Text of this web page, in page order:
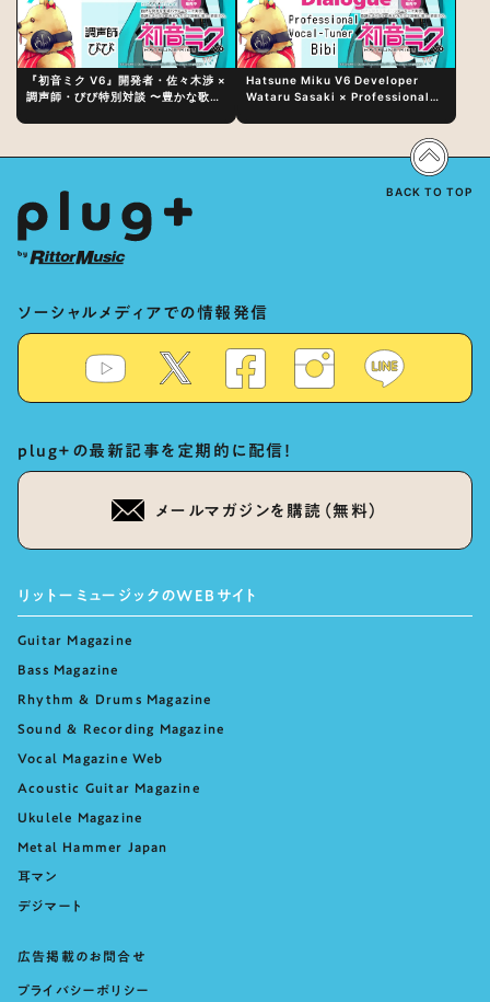
『初音ミク V6』開発者・佐々木渉 ×
調声師・びび特別対談 〜豊かな歌声
Hatsune Miku V6 Developer
Wataru Sasaki × Professional
Vocal Expression Lies in “Love
for the singing characters” and
ソーシャルメディアでの情報発信
plug+の最新記事を定期的に配信！
メールマガジンを購読（無料）
リットーミュージックのWEBサイト
Guitar Magazine
Bass Magazine
Rhythm & Drums Magazine
Sound & Recording Magazine
Vocal Magazine Web
Acoustic Guitar Magazine
Ukulele Magazine
Metal Hammer Japan
耳マン
デジマート
広告掲載のお問合せ
プライバシーポリシー
BACK TO TOP